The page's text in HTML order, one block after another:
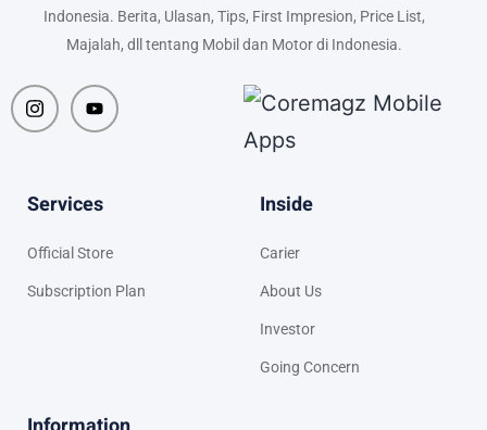
Indonesia. Berita, Ulasan, Tips, First Impresion, Price List,
Majalah, dll tentang Mobil dan Motor di Indonesia.
Services
Official Store
Subscription Plan
Inside
Carier
About Us
Investor
Going Concern